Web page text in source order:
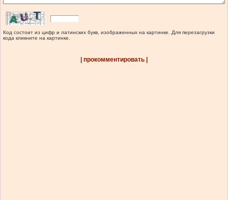
Код состоит из цифр и латинских букв, изображенных на картинке. Для перезагрузки
кода кликните на картинке.
| прокомментировать |